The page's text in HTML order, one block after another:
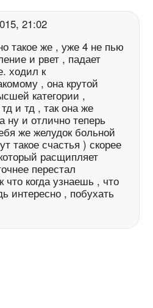
21:02
такое же , уже 4 не пью
и рвет , падает
ходил к
, она крутой
категории ,
и тд , так она же
ну и отлично теперь
же желудок больной
такое счастья ) скорее
расщипляет
перестал
что когда узнаешь , что
интересно , побухать